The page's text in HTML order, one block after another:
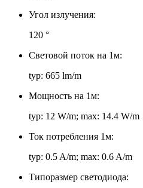
Угол излучения:
120 °
Световой поток на 1м:
typ: 665 lm/m
Мощность на 1м:
typ: 12 W/m; max: 14.4 W/m
Ток потребления 1м:
typ: 0.5 A/m; max: 0.6 A/m
Типоразмер светодиода: